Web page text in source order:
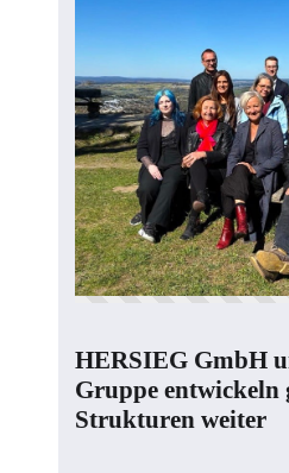
HERSIEG GmbH
Gruppe entwickeln
Strukturen weiter